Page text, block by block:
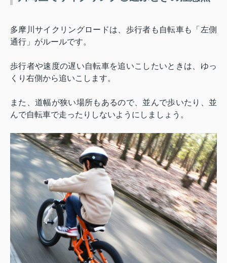
多摩川サイクリングロードは、歩行者も自転車も「左側
通行」がルールです。
歩行者や速度の遅い自転車を追いこしたいときは、ゆっ
くり右側から追いこします。
また、道幅が狭い場所もあるので、並んで歩いたり、並
んで自転車で走ったりしないようにしましょう。